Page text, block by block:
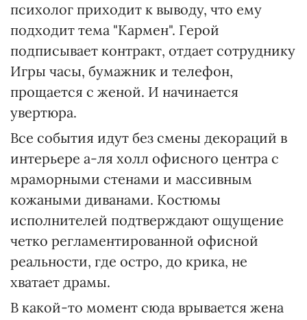
психолог приходит к выводу, что ему
подходит тема "Кармен". Герой
подписывает контракт, отдает сотруднику
Игры часы, бумажник и телефон,
прощается с женой. И начинается
увертюра.
Все события идут без смены декораций в
интерьере а-ля холл офисного центра с
мраморными стенами и массивным
кожаными диванами. Костюмы
исполнителей подтверждают ощущение
четко регламентированной офисной
реальности, где остро, до крика, не
хватает драмы.
В какой-то момент сюда врывается жена